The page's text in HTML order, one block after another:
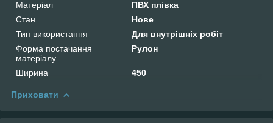
Матеріал
ПВХ плівка
Стан
Нове
Тип використання
Для внутрішніх робіт
Форма постачання
матеріалу
Рулон
Ширина 450
Приховати